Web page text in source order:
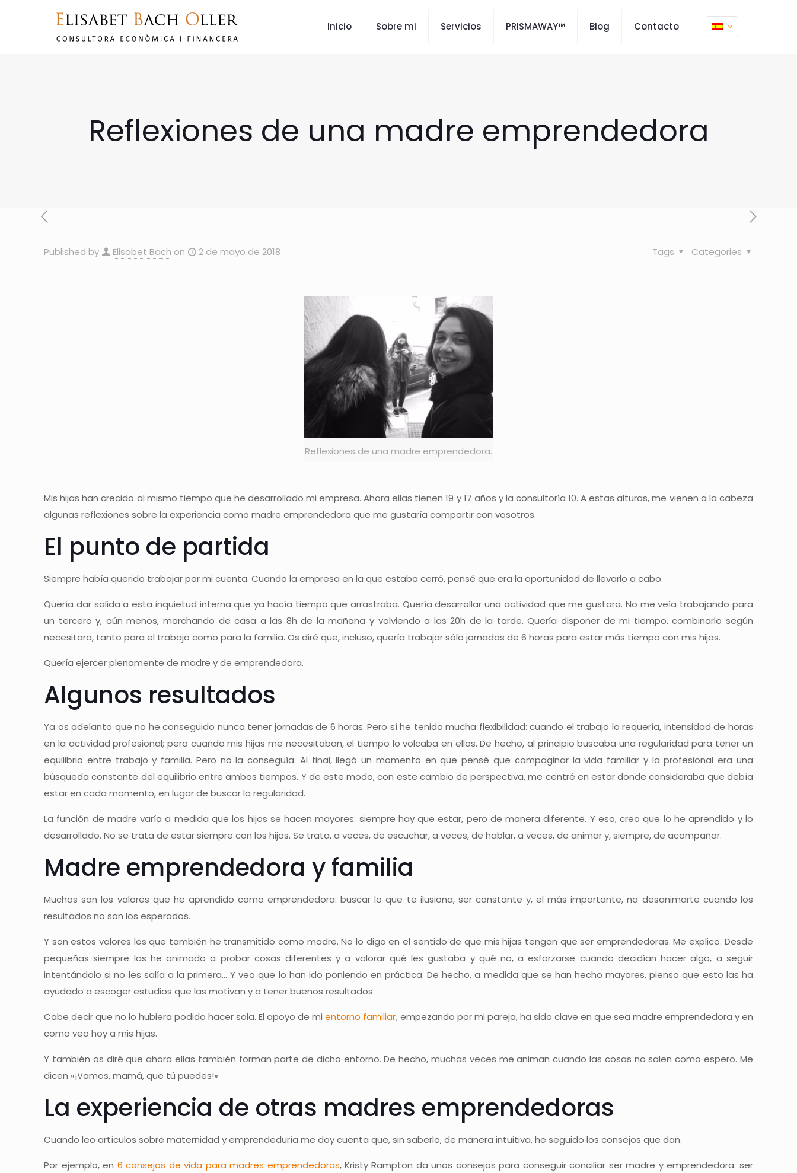
Inicio Sobre mi Servicios PRISMAWAY™ Blog Contacto
Reflexiones de una madre emprendedora
Published by Elisabet Bach on 2 de mayo de 2018 Categories
Tags
Reflexiones de una madre emprendedora.
Mis hijas han crecido al mismo tiempo que he desarrollado mi empresa. Ahora ellas tienen 19 y 17 años y la consultoría 10. A estas alturas, me vienen a la cabeza
algunas reflexiones sobre la experiencia como madre emprendedora que me gustaría compartir con vosotros.
El punto de partida
Siempre había querido trabajar por mi cuenta. Cuando la empresa en la que estaba cerró, pensé que era la oportunidad de llevarlo a cabo.
Quería dar salida a esta inquietud interna que ya hacía tiempo que arrastraba. Quería desarrollar una actividad que me gustara. No me veía trabajando para
un tercero y, aún menos, marchando de casa a las 8h de la mañana y volviendo a las 20h de la tarde. Quería disponer de mi tiempo, combinarlo según
necesitara, tanto para el trabajo como para la familia. Os diré que, incluso, quería trabajar sólo jornadas de 6 horas para estar más tiempo con mis hijas.
Quería ejercer plenamente de madre y de emprendedora.
Algunos resultados
Ya os adelanto que no he conseguido nunca tener jornadas de 6 horas. Pero sí he tenido mucha flexibilidad: cuando el trabajo lo requería, intensidad de horas
en la actividad profesional; pero cuando mis hijas me necesitaban, el tiempo lo volcaba en ellas. De hecho, al principio buscaba una regularidad para tener un
equilibrio entre trabajo y familia. Pero no la conseguía. Al final, llegó un momento en que pensé que compaginar la vida familiar y la profesional era una
búsqueda constante del equilibrio entre ambos tiempos. Y de este modo, con este cambio de perspectiva, me centré en estar donde consideraba que debía
estar en cada momento, en lugar de buscar la regularidad.
La función de madre varía a medida que los hijos se hacen mayores: siempre hay que estar, pero de manera diferente. Y eso, creo que lo he aprendido y lo
desarrollado. No se trata de estar siempre con los hijos. Se trata, a veces, de escuchar, a veces, de hablar, a veces, de animar y, siempre, de acompañar.
Madre emprendedora y familia
Muchos son los valores que he aprendido como emprendedora: buscar lo que te ilusiona, ser constante y, el más importante, no desanimarte cuando los
resultados no son los esperados.
Y son estos valores los que también he transmitido como madre. No lo digo en el sentido de que mis hijas tengan que ser emprendedoras. Me explico. Desde
pequeñas siempre las he animado a probar cosas diferentes y a valorar qué les gustaba y qué no, a esforzarse cuando decidían hacer algo, a seguir
intentándolo si no les salía a la primera… Y veo que lo han ido poniendo en práctica. De hecho, a medida que se han hecho mayores, pienso que esto las ha
ayudado a escoger estudios que las motivan y a tener buenos resultados.
Cabe decir que no lo hubiera podido hacer sola. El apoyo de mientorno familiar, empezando por mi pareja, ha sido clave en que sea madre emprendedora y en
como veo hoy a mis hijas.
Y también os diré que ahora ellas también forman parte de dicho entorno. De hecho, muchas veces me animan cuando las cosas no salen como espero. Me
dicen «¡Vamos, mamá, que tú puedes!»
La experiencia de otras madres emprendedoras
Cuando leo artículos sobre maternidad y emprendeduría me doy cuenta que, sin saberlo, de manera intuitiva, he seguido los consejos que dan.
Por ejemplo, en 6 consejos de vida para madres emprendedoras, Kristy Rampton da unos consejos para conseguir conciliar ser madre y emprendedora: ser